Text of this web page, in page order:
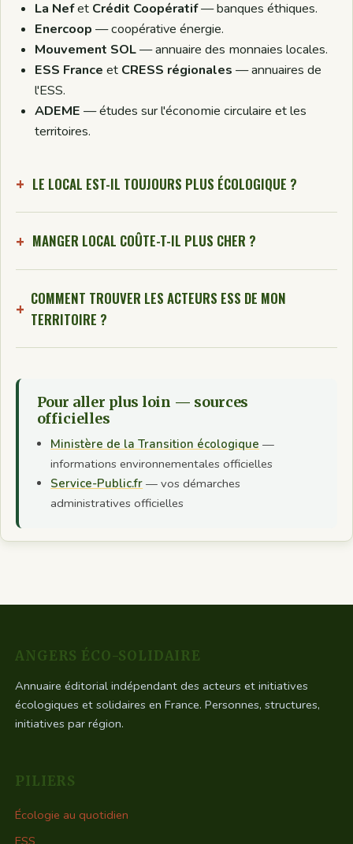
La Nefet Crédit Coopératif— banques éthiques.
Enercoop — coopérative énergie.
Mouvement SOL— annuaire des monnaies locales.
ESS France et CRESS régionales — annuaires de
l'ESS.
ADEME — études sur l'économie circulaire et les
territoires.
LE LOCAL EST-IL TOUJOURS PLUS ÉCOLOGIQUE ?
MANGER LOCAL COÛTE-T-IL PLUS CHER ?
COMMENT TROUVER LES ACTEURS ESS DE MON
TERRITOIRE ?
Pour aller plus loin — sources
officielles
Ministère de la Transition écologique —
informations environnementales officielles
Service-Public.fr — vos démarches
administratives officielles
ANGERS ÉCO-SOLIDAIRE
Annuaire éditorial indépendant des acteurs et initiatives
écologiques et solidaires en France. Personnes, structures,
initiatives par région.
PILIERS
Écologie au quotidien